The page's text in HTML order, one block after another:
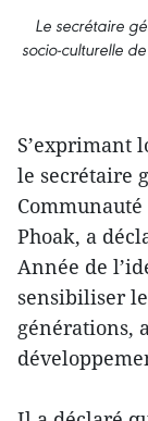
Le secrétaire
socio-culturelle
S’exprimant
le secrétaire
Phoak, a
Année de
sensibiliser
générations,